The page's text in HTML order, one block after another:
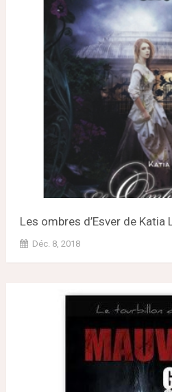
Les ombres d’Esver de Katia
Déc. 8, 2018